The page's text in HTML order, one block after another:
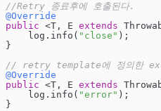
//Retry 종료후에 호출된다.
@Override
public <T, E extends
log.info(
"close" );
}
// retry template에 정의한
@Override
public <T, E extends
log.info(
"error" );
}